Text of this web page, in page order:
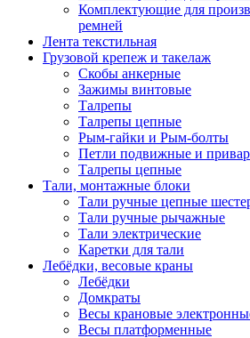
Комплектующие для
ремней
Лента текстильная
Грузовой крепеж и такелаж
Скобы анкерные
Зажимы винтовые
Талрепы
Талрепы цепные
Рым-гайки и Рым-болты
Петли подвижные и
Талрепы цепные
Тали, монтажные блоки
Тали ручные цепные
Тали ручные рычажные
Тали электрические
Каретки для тали
Лебёдки, весовые краны
Лебёдки
Домкраты
Весы крановые
Весы платформенные